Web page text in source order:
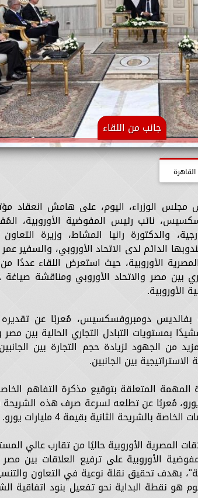
جانب من اللقاء
الوزراء، اليوم، على هامش انعقاد
نائب رئيس المفوضية الأوروبية،
والدكتورة رانيا المشاط، وزيرة
الدائم لدى الاتحاد الأوروبي، والسفير عمر
الأوروبية، حيث استعرض اللقاء عددًا
بين مصر والاتحاد الأوروبي ومناقشة
الأوروبية.
بفالديس دومبروفسكسيس، مُعربًا عن
بمستويات التبادل التجاري الحالية بين مصر
من الجهود لزيادة حجم التجارة بين الجانبين
بين الجانبين.
المتعلقة بتوقيع مذكرة التفاهم
يورو، مُعربًا عن تطلعه لسرعة صرف هذه
الثانية بقيمة 4 مليارات يورو.
المصرية الأوروبية حاليًا من تقارب عالي
الأوروبية على ترفيع العلاقات بين مصر
بهدف تحقيق نقلة نوعية في التعاون
هو نقطة البداية نحو تفعيل بنود اتفاقية